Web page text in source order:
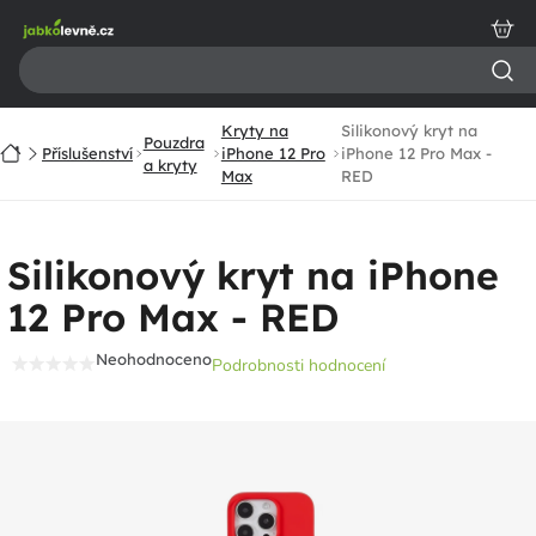
obsah
DomůPříslušenství
Pouzdra
a kryty
Kryty na
iPhone 12 Pro
Max
Silikonový kryt na
iPhone 12 Pro Max -
RED
Silikonový kryt na iPhone
12 Pro Max - RED
NeohodnocenoPodrobnosti hodnocení